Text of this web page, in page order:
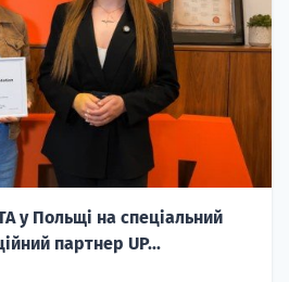
у Польщі на спеціальний
партнер UP...